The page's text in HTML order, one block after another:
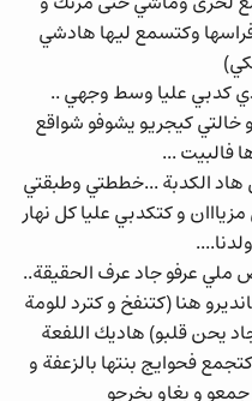
فراسها وكتسمع ليها هادشي
كدبي عليا وسط وجهي ..
خالتي كيجريو يشوفو شواقع
فالبيت ...
هاد الكدبة ...خططتي وطبقتي
و كتكدبي عليا كل نهار
ملي عرفو جاد عرف الحقيقة..
هنا (كتنفخ و كترد للومة
يحن قلبو) هاديك اللفعة
فحوايج بنتها بالزعفة و
و بغاو يخرجو